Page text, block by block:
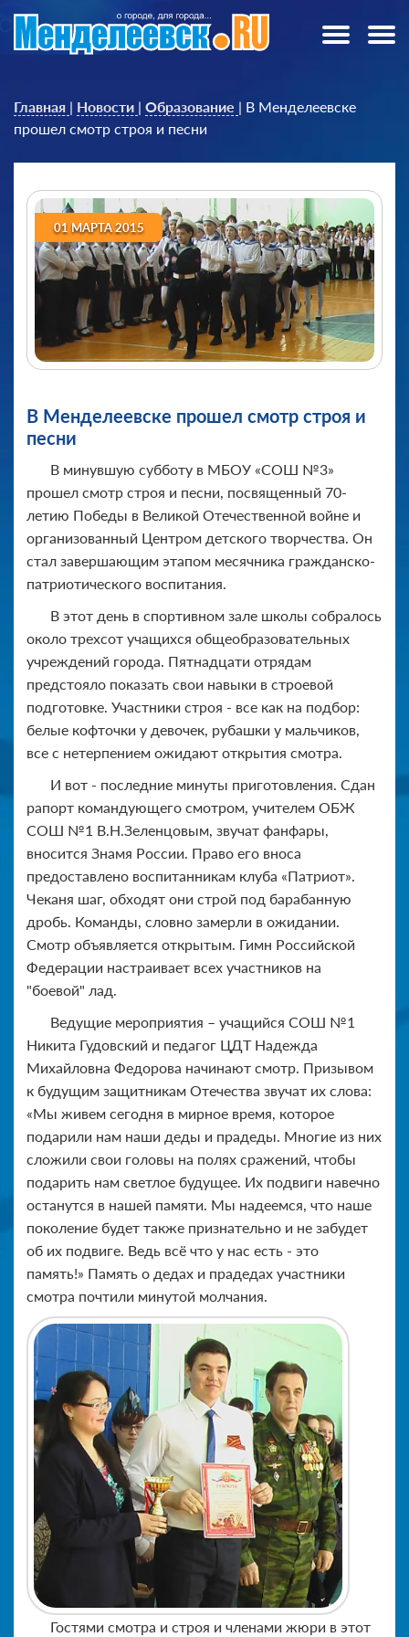
Главная | Новости | Образование | В Менделеевске
прошел смотр строя и песни
01 МАРТА 2015
В Менделеевске прошел смотр строя и
песни
В минувшую субботу в МБОУ «СОШ №3»
прошел смотр строя и песни, посвященный 70-
летию Победы в Великой Отечественной войне и
организованный Центром детского творчества. Он
стал завершающим этапом месячника гражданско-
патриотического воспитания.
В этот день в спортивном зале школы собралось
около трехсот учащихся общеобразовательных
учреждений города. Пятнадцати отрядам
предстояло показать свои навыки в строевой
подготовке. Участники строя - все как на подбор:
белые кофточки у девочек, рубашки у мальчиков,
все с нетерпением ожидают открытия смотра.
И вот - последние минуты приготовления. Сдан
рапорт командующего смотром, учителем ОБЖ
СОШ №1 В.Н.Зеленцовым, звучат фанфары,
вносится Знамя России. Право его вноса
предоставлено воспитанникам клуба «Патриот».
Чеканя шаг, обходят они строй под барабанную
дробь. Команды, словно замерли в ожидании.
Смотр объявляется открытым. Гимн Российской
Федерации настраивает всех участников на
"боевой" лад.
Ведущие мероприятия – учащийся СОШ №1
Никита Гудовский и педагог ЦДТ Надежда
Михайловна Федорова начинают смотр. Призывом
к будущим защитникам Отечества звучат их слова:
«Мы живем сегодня в мирное время, которое
подарили нам наши деды и прадеды. Многие из них
сложили свои головы на полях сражений, чтобы
подарить нам светлое будущее. Их подвиги навечно
останутся в нашей памяти. Мы надеемся, что наше
поколение будет также признательно и не забудет
об их подвиге. Ведь всё что у нас есть - это
память!» Память о дедах и прадедах участники
смотра почтили минутой молчания.
Гостями смотра и строя и членами жюри в этот